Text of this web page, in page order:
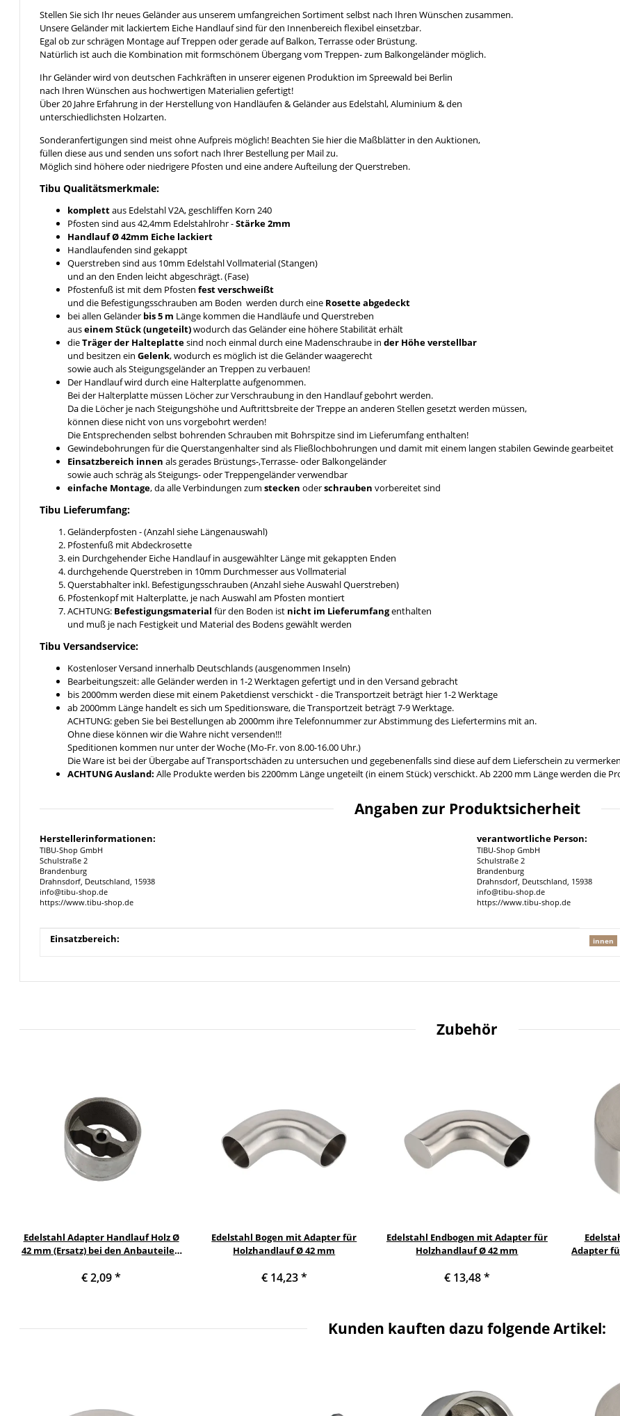
Stellen Sie sich Ihr neues Geländer aus unserem umfangreichen Sortiment selbst nach Ihren Wünschen zusammen.
Unsere Geländer mit lackiertem Eiche Handlauf sind für den Innenbereich flexibel einsetzbar.
Egal ob zur schrägen Montage auf Treppen oder gerade auf Balkon, Terrasse oder Brüstung.
Natürlich ist auch die Kombination mit formschönem Übergang vom Treppen- zum Balkongeländer möglich.
Ihr Geländer wird von deutschen Fachkräften in unserer eigenen Produktion im Spreewald bei Berlin
nach Ihren Wünschen aus hochwertigen Materialien gefertigt!
Über 20 Jahre Erfahrung in der Herstellung von Handläufen & Geländer aus Edelstahl, Aluminium & den
unterschiedlichsten Holzarten.
Sonderanfertigungen sind meist ohne Aufpreis möglich! Beachten Sie hier die Maßblätter in den Auktionen,
füllen diese aus und senden uns sofort nach Ihrer Bestellung per Mail zu.
Möglich sind höhere oder niedrigere Pfosten und eine andere Aufteilung der Querstreben.
Tibu Qualitätsmerkmale:
komplettaus Edelstahl V2A, geschliffen Korn 240
Pfosten sind aus 42,4mm Edelstahlrohr -Stärke 2mm
Handlauf Ø 42mm Eiche lackiert
Handlaufenden sind gekappt
Querstreben sind aus 10mm Edelstahl Vollmaterial (Stangen)
und an den Enden leicht abgeschrägt. (Fase)
Pfostenfuß ist mit dem Pfosten fest verschweißt
und die Befestigungsschrauben am Boden werden durch eine Rosette abgedeckt
bei allen Geländer bis 5 m Länge kommen die Handläufe und Querstreben
auseinem Stück (ungeteilt)wodurch das Geländer eine höhere Stabilität erhält
dieTräger der Halteplattesind noch einmal durch eine Madenschraube in der Höhe verstellbar
und besitzen ein Gelenk, wodurch es möglich ist die Geländer waagerecht
sowie auch als Steigungsgeländer an Treppen zu verbauen!
Der Handlauf wird durch eine Halterplatte aufgenommen.
Bei der Halterplatte müssen Löcher zur Verschraubung in den Handlauf gebohrt werden.
Da die Löcher je nach Steigungshöhe und Auftrittsbreite der Treppe an anderen Stellen gesetzt werden müssen,
können diese nicht von uns vorgebohrt werden!
Die Entsprechenden selbst bohrenden Schrauben mit Bohrspitze sind im Lieferumfang enthalten!
Gewindebohrungen für die Querstangenhalter sind als Fließlochbohrungen und damit mit einem langen stabilen Gewinde gearbeitet
Einsatzbereich innen als gerades Brüstungs-,Terrasse- oder Balkongeländer
sowie auch schräg als Steigungs- oder Treppengeländer verwendbar
einfache Montage, da alle Verbindungen zum stecken oderschrauben vorbereitet sind
Tibu Lieferumfang:
Geländerpfosten - (Anzahl siehe Längenauswahl)
Pfostenfuß mit Abdeckrosette
ein Durchgehender Eiche Handlauf in ausgewählter Länge mit gekappten Enden
durchgehende Querstreben in 10mm Durchmesser aus Vollmaterial
Querstabhalter inkl. Befestigungsschrauben (Anzahl siehe Auswahl Querstreben)
Pfostenkopf mit Halterplatte, je nach Auswahl am Pfosten montiert
ACHTUNG: Befestigungsmaterial für den Boden ist nicht im Lieferumfangenthalten
und muß je nach Festigkeit und Material des Bodens gewählt werden
Tibu Versandservice:
Kostenloser Versand innerhalb Deutschlands (ausgenommen Inseln)
Bearbeitungszeit: alle Geländer werden in 1-2 Werktagen gefertigt und in den Versand gebracht
bis 2000mm werden diese mit einem Paketdienst verschickt - die Transportzeit beträgt hier 1-2 Werktage
ab 2000mm Länge handelt es sich um Speditionsware, die Transportzeit beträgt 7-9 Werktage.
ACHTUNG: geben Sie bei Bestellungen ab 2000mm ihre Telefonnummer zur Abstimmung des Liefertermins mit an.
Ohne diese können wir die Wahre nicht versenden!!!
Speditionen kommen nur unter der Woche (Mo-Fr. von 8.00-16.00 Uhr.)
Die Ware ist bei der Übergabe auf Transportschäden zu untersuchen und gegebenenfalls sind diese auf dem Lieferschein zu
ACHTUNG Ausland: Alle Produkte werden bis 2200mm Länge ungeteilt (in einem Stück) verschickt. Ab 2200 mm Länge werden die
Angaben zur Produktsicherheit
Herstellerinformationen:
TIBU-Shop GmbH
Schulstraße 2
Brandenburg
Drahnsdorf, Deutschland, 15938
info@tibu-shop.de
https://www.tibu-shop.de
verantwortliche Person:
TIBU-Shop GmbH
Schulstraße 2
Brandenburg
Drahnsdorf, Deutschland, 15938
info@tibu-shop.de
https://www.tibu-shop.de
Produkteigenschaft
Wert
Einsatzbereich: innen
Zubehör
Edelstahl Adapter Handlauf Holz Ø
42 mm (Ersatz) bei den Anbauteilen
€ 2,09*
Edelstahl Bogen mit Adapter für
Holzhandlauf Ø 42 mm
€ 14,23*
Edelstahl Endbogen mit Adapter für
Holzhandlauf Ø 42 mm
€ 13,48*
Adapter
Kunden kauften dazu folgende Artikel: